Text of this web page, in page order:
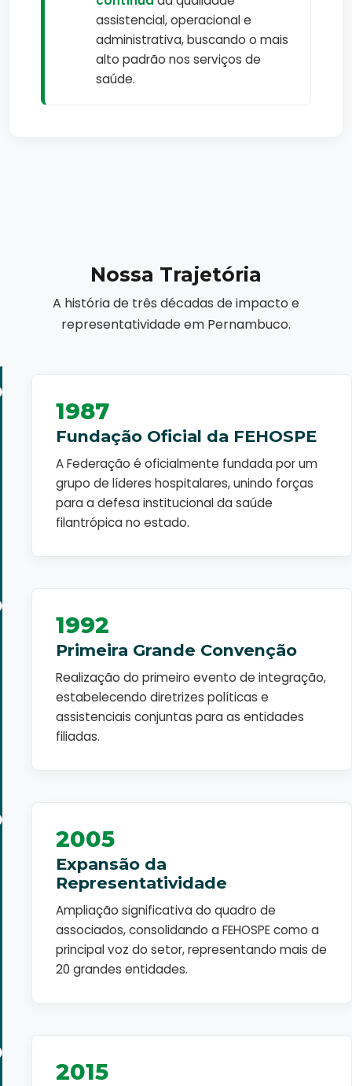
assistencial, operacional e
administrativa, buscando o mais
alto padrão nos serviços de
saúde.
Nossa Trajetória
A história de três décadas de impacto e
representatividade em Pernambuco.
1987
Fundação Oficial da FEHOSPE
A Federação é oficialmente fundada por um
grupo de líderes hospitalares, unindo forças
para a defesa institucional da saúde
filantrópica no estado.
1992
Primeira Grande Convenção
Realização do primeiro evento de integração,
estabelecendo diretrizes políticas e
assistenciais conjuntas para as entidades
filiadas.
2005
Expansão da
Representatividade
Ampliação significativa do quadro de
associados, consolidando a FEHOSPE como a
principal voz do setor, representando mais de
20 grandes entidades.
2015